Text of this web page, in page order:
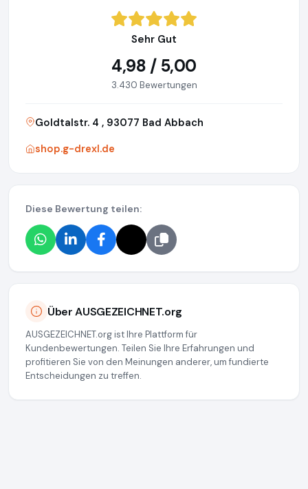
Sehr Gut
4,98 / 5,00
3.430 Bewertungen
Goldtalstr. 4 , 93077 Bad Abbach
shop.g-drexl.de
Diese Bewertung teilen:
Über AUSGEZEICHNET.org
AUSGEZEICHNET.org ist Ihre Plattform für
Kundenbewertungen. Teilen Sie Ihre Erfahrungen und
profitieren Sie von den Meinungen anderer, um fundierte
Entscheidungen zu treffen.